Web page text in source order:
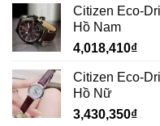
Citizen Eco-
Hồ Nam
4,018,410₫
Citizen Eco-
Hồ Nữ
3,430,350₫